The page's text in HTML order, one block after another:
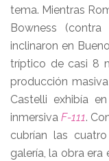
tema. Mientras
Bowness
inclinaron en
tríptico de casi 8
producción
Castelli exhibía
inmersivaF-111.
cubrían las
galería, la obra